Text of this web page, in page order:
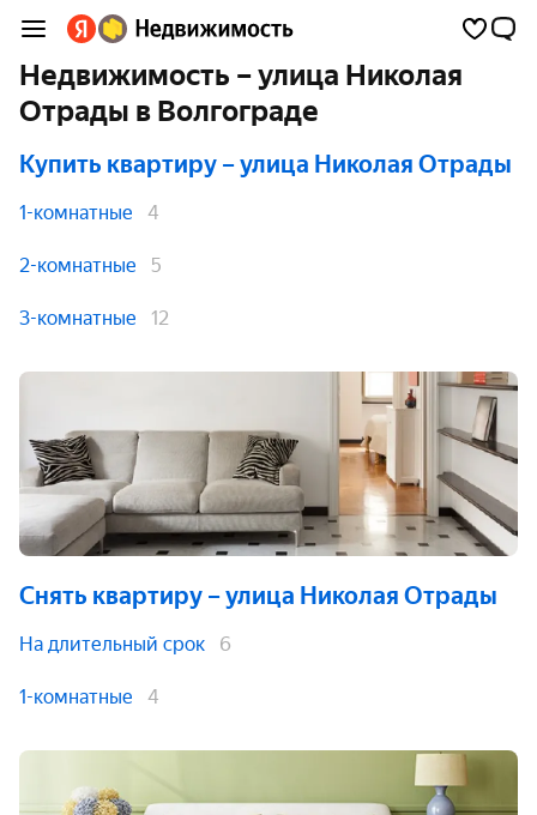
Недвижимость – улица Николая
Отрады в Волгограде
Купить квартиру – улица Николая Отрады
1-комнатные 4
2-комнатные 5
3-комнатные 12
Снять квартиру – улица Николая Отрады
На длительный срок 6
1-комнатные 4